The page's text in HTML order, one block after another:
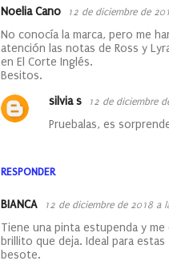
Noelia Cano 12 de diciembre de
No conocía la marca, pero me
atención las notas de Ross y
en El Corte Inglés.
Besitos.
RESPONDER
silvia s 12 de diciembre
Pruebalas, es
BIANCA 12 de diciembre de 2018 a
Tiene una pinta estupenda y me
brillito que deja. Ideal para estas
besote.